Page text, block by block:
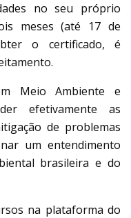
no seu próprio
meses (até 17 de
o certificado, é
Meio Ambiente e
efetivamente as
de problemas
um entendimento
brasileira e do
na plataforma do